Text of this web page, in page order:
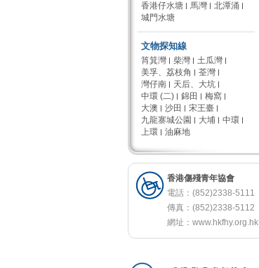
香港仔水塘
馬灣
北潭涌
城門水塘
文物探知線
筲箕灣 柴灣
土瓜灣
美孚、荔枝角
荃灣
灣仔南
天后、大坑
中環 (二)
錦田
梅窩
大澳
沙田
宋王臺
九龍寨城公園
大埔
中環
上環
油麻地
香港傷殘青年協會
電話：(852)2338-5111
傳真：(852)2338-5112
網址： www.hkfhy.org.hk